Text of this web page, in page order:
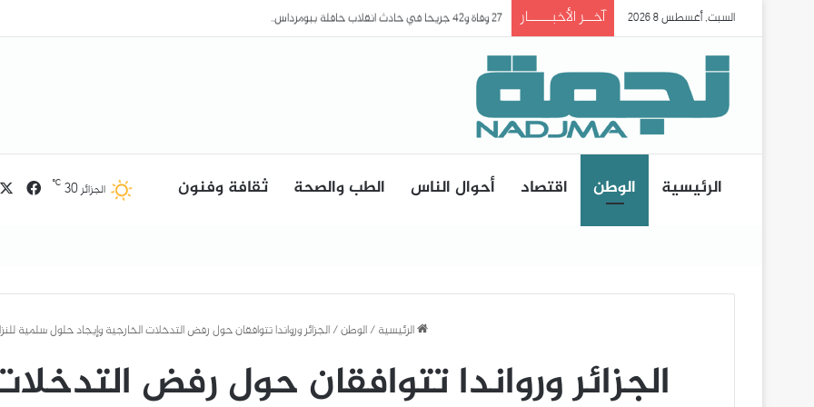
السبت, أغسطس 8 2026 آخــر الأخبـــــار 27 وفاة و42 جريحا في حادث انقلاب حافلة ببومرداس..
الرئيسية الوطن اقتصاد أحوال الناس الطب والصحة ثقافة وفنون الجزائر30
℃
الرئيسية / الوطن/ الجزائر ورواندا تتوافقان حول رفض التدخلات الخارجية وإيجاد حلول سلمية
الجزائر ورواندا تتوافقان حول رفض